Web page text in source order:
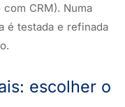
CRM). Numa
é testada e refinada
escolher o